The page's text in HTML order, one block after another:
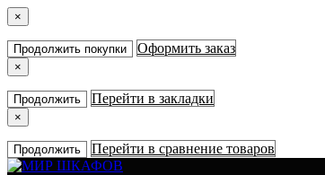
×
Продолжить покупки Оформить заказ
×
Продолжить Перейти в закладки
×
Продолжить Перейти в сравнение товаров